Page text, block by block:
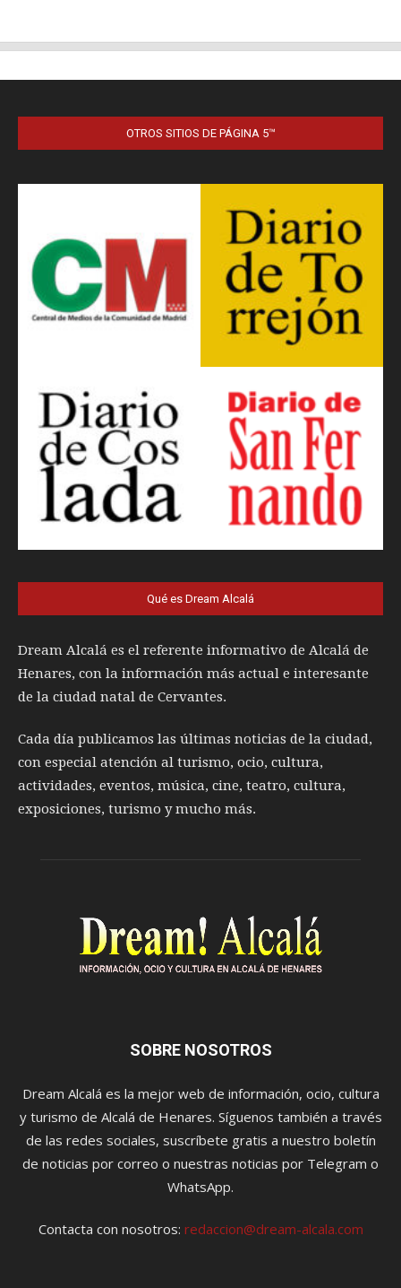
OTROS SITIOS DE PÁGINA 5™
Qué es Dream Alcalá
Dream Alcalá es el referente informativo de Alcalá de
Henares, con la información más actual e interesante
de la ciudad natal de Cervantes.
Cada día publicamos las últimas noticias de la ciudad,
con especial atención al turismo, ocio, cultura,
actividades, eventos, música, cine, teatro, cultura,
exposiciones, turismo y mucho más.
SOBRE NOSOTROS
Dream Alcalá es la mejor web de información, ocio, cultura
y turismo de Alcalá de Henares. Síguenos también a través
de las redes sociales, suscríbete gratis a nuestro boletín
de noticias por correo o nuestras noticias por Telegram o
WhatsApp.
Contacta con nosotros: redaccion@dream-alcala.com